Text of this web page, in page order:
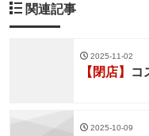
関連記事
2025-11-02
【閉店】 コ
2025-10-09